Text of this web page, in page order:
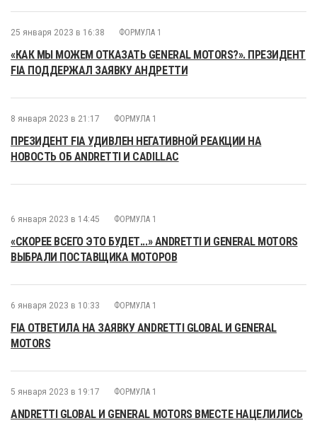
25 января 2023 в 16:38 ФОРМУЛА 1
«КАК МЫ МОЖЕМ ОТКАЗАТЬ GENERAL MOTORS?». ПРЕЗИДЕНТ
FIA ПОДДЕРЖАЛ ЗАЯВКУ АНДРЕТТИ
8 января 2023 в 21:17 ФОРМУЛА 1
ПРЕЗИДЕНТ FIA УДИВЛЕН НЕГАТИВНОЙ РЕАКЦИИ НА
НОВОСТЬ ОБ ANDRETTI И CADILLAC
6 января 2023 в 14:45 ФОРМУЛА 1
«СКОРЕЕ ВСЕГО ЭТО БУДЕТ...» ANDRETTI И GENERAL MOTORS
ВЫБРАЛИ ПОСТАВЩИКА МОТОРОВ
6 января 2023 в 10:33 ФОРМУЛА 1
FIA ОТВЕТИЛА НА ЗАЯВКУ ANDRETTI GLOBAL И GENERAL
MOTORS
5 января 2023 в 19:17 ФОРМУЛА 1
ANDRETTI GLOBAL И GENERAL MOTORS ВМЕСТЕ НАЦЕЛИЛИСЬ